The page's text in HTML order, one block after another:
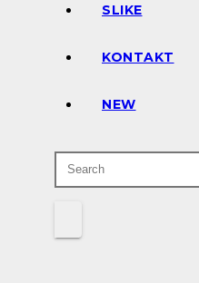
SLIKE
KONTAKT
NEW